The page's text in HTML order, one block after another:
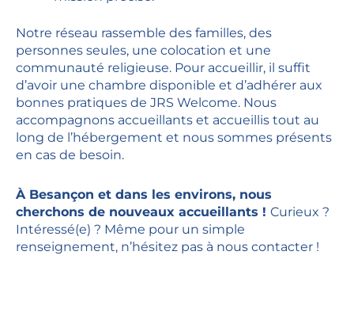
Notre réseau rassemble des familles, des
personnes seules, une colocation et une
communauté religieuse. Pour accueillir, il suffit
d’avoir une chambre disponible et d’adhérer aux
bonnes pratiques de JRS Welcome. Nous
accompagnons accueillants et accueillis tout au
long de l’hébergement et nous sommes présents
en cas de besoin.
À Besançon et dans les environs, nous
cherchons de nouveaux accueillants ! Curieux ?
Intéressé(e) ? Même pour un simple
renseignement, n’hésitez pas à nous contacter !